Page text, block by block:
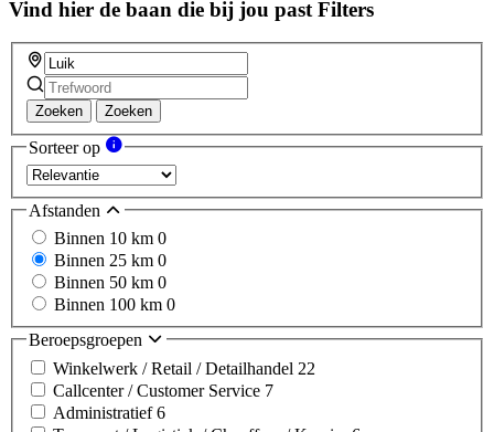
Vind hier de baan die bij jou past Filters
Zoeken Zoeken
Sorteer op
Afstanden
Binnen 10 km 0
Binnen 25 km 0
Binnen 50 km 0
Binnen 100 km 0
Beroepsgroepen
Winkelwerk / Retail / Detailhandel 22
Callcenter / Customer Service 7
Administratief6